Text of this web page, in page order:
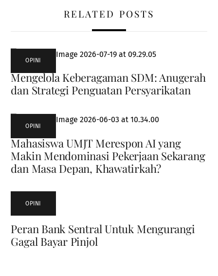
RELATED POSTS
OPINI
Mengelola Keberagaman SDM: Anugerah
dan Strategi Penguatan Persyarikatan
OPINI
Mahasiswa UMJT Merespon AI yang
Makin Mendominasi Pekerjaan Sekarang
dan Masa Depan, Khawatirkah?
OPINI
Peran Bank Sentral Untuk Mengurangi
Gagal Bayar Pinjol